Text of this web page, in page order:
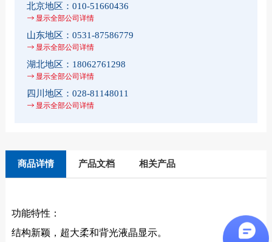
北京地区： 010-51660436
显示全部公司详情
山东地区： 0531-87586779
显示全部公司详情
湖北地区： 18062761298
显示全部公司详情
四川地区： 028-81148011
显示全部公司详情
商品详情 产品文档 相关产品
功能特性：
结构新颖，超大柔和背光液晶显示。